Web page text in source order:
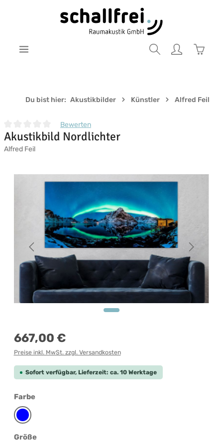
Zum Hauptinhalt springen
Du bist hier: Akustikbilder Künstler Alfred Feil
Durchschnittliche Bewertung von 0 von 5 Sternen
Bewerten
Akustikbild Nordlichter
Alfred Feil
Regulärer Preis:
667,00 €
Preise inkl. MwSt. zzgl. Versandkosten
Sofort verfügbar, Lieferzeit: ca. 10 Werktage
Farbeauswählen
Blau
Größeauswählen